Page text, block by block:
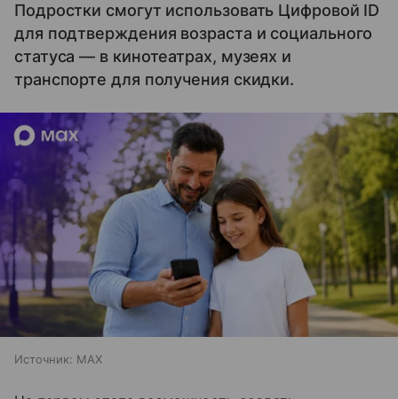
Подростки смогут использовать Цифровой ID
для подтверждения возраста и социального
статуса — в кинотеатрах, музеях и
транспорте для получения скидки.
Источник: MAX